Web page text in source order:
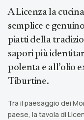
A Licenza la
semplice e
piatti della
sapori più
polenta e all’olio
Tiburtine.
Tra il paesaggio dei
paese, la tavola di